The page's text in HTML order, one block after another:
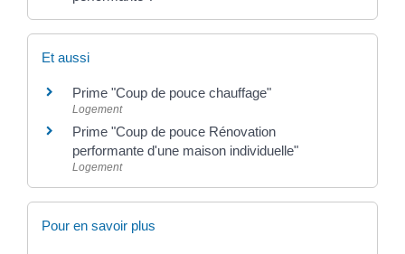
Et aussi
Prime "Coup de pouce chauffage"
Logement
Prime "Coup de pouce Rénovation
performante d'une maison individuelle"
Logement
Pour en savoir plus